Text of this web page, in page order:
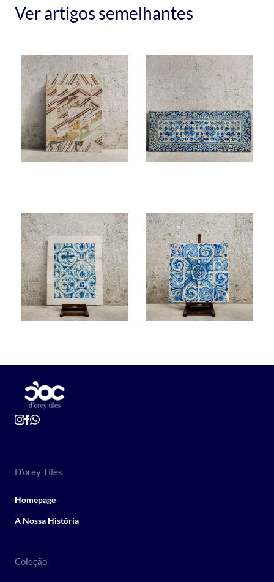
Ver artigos semelhantes
D'orey Tiles
Homepage
A Nossa História
Coleção